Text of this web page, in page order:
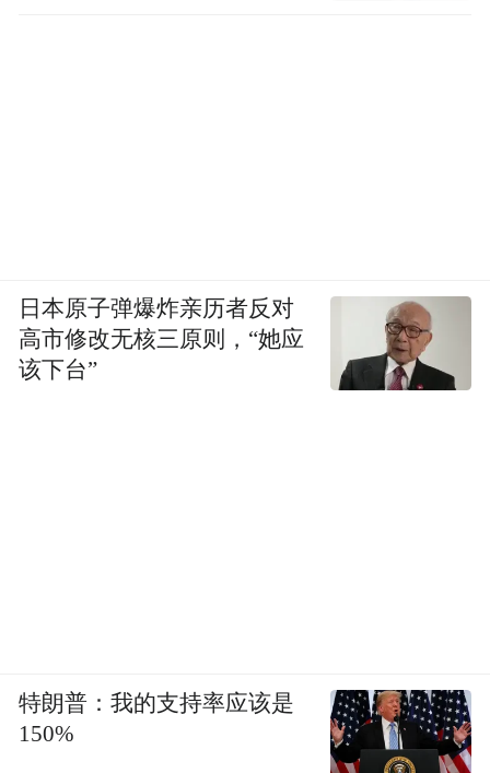
日本原子弹爆炸亲历者反对
高市修改无核三原则，“她应
该下台”
特朗普：我的支持率应该是
150%